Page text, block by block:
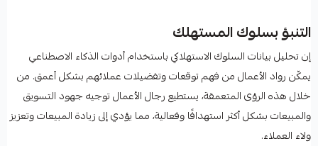
التنبؤ بسلوك المستهلك
إن تحليل بيانات السلوك الاستهلاكي باستخدام أدوات الذكاء الاصطناعي
يمكّن رواد الأعمال من فهم توقعات وتفضيلات عملائهم بشكل أعمق. من
خلال هذه الرؤى المتعمقة، يستطيع رجال الأعمال توجيه جهود التسويق
والمبيعات بشكل أكثر استهدافًا وفعالية، مما يؤدي إلى زيادة المبيعات وتعزيز
ولاء العملاء.